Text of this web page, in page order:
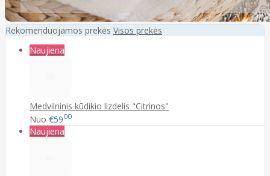
Rekomenduojamos prekės Visos prekės
Naujiena
Medvilninis kūdikio lizdelis "Citrinos"
Nuo €5900
Naujiena